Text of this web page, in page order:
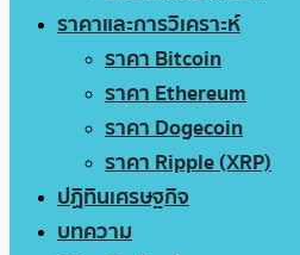
ราคาและการวิเคราะห์
ราคา Bitcoin
ราคา Ethereum
ราคา Dogecoin
ราคา Ripple (XRP)
ปฏิทินเศรษฐกิจ
บทความ